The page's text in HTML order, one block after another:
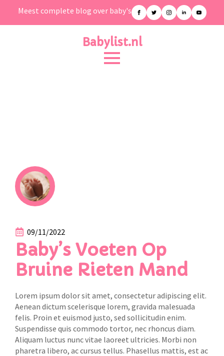
Meest complete blog over baby's
Babylist.nl
09/11/2022
Baby’s Voeten Op
Bruine Rieten Mand
Lorem ipsum dolor sit amet, consectetur adipiscing elit.
Aenean dictum scelerisque lorem, gravida malesuada
felis. Proin et euismod justo, sed sollicitudin enim.
Suspendisse quis commodo tortor, nec rhoncus diam.
Aliquam luctus nunc vitae laoreet ultricies. Morbi non
pharetra libero, ac cursus tellus. Phasellus mattis, est ac